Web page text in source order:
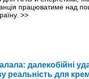
працюватиме над
>>
далекобійні
реальність для